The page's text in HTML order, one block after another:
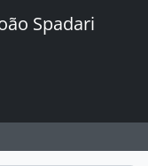
Spadari